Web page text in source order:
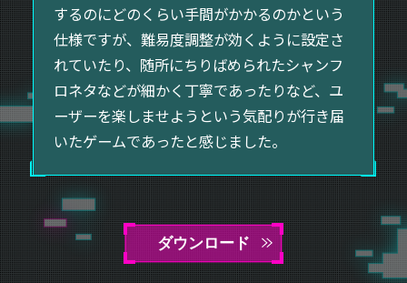
するのにどのくらい手間がかかるのかという
仕様ですが、難易度調整が効くように設定さ
れていたり、随所にちりばめられたシャンフ
ロネタなどが細かく丁寧であったりなど、ユ
ーザーを楽しませようという気配りが行き届
いたゲームであったと感じました。
ダウンロード